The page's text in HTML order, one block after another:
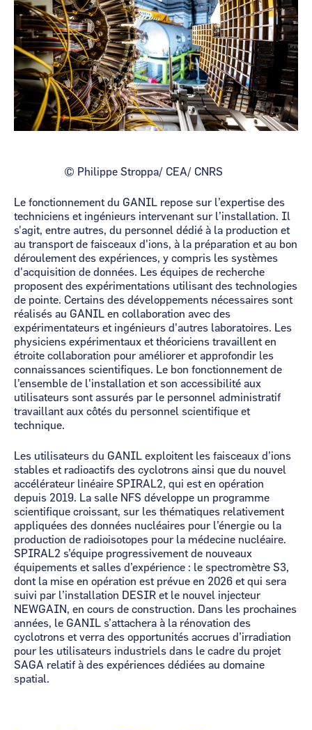
© Philippe Stroppa/ CEA/ CNRS
Le fonctionnement du GANIL repose sur l’expertise des
techniciens et ingénieurs intervenant sur l’installation. Il
s'agit, entre autres, du personnel dédié à la production et
au transport de faisceaux d'ions, à la préparation et au bon
déroulement des expériences, y compris les systèmes
d'acquisition de données. Les équipes de recherche
proposent des expérimentations utilisant des technologies
de pointe. Certains des développements nécessaires sont
réalisés au GANIL en collaboration avec des
expérimentateurs et ingénieurs d'autres laboratoires. Les
physiciens expérimentaux et théoriciens travaillent en
étroite collaboration pour améliorer et approfondir les
connaissances scientifiques. Le bon fonctionnement de
l'ensemble de l'installation et son accessibilité aux
utilisateurs sont assurés par le personnel administratif
travaillant aux côtés du personnel scientifique et
technique.
Les utilisateurs du GANIL exploitent les faisceaux d’ions
stables et radioactifs des cyclotrons ainsi que du nouvel
accélérateur linéaire SPIRAL2, qui est en opération
depuis 2019. La salle NFS développe un programme
scientifique croissant, sur les thématiques relativement
appliquées des données nucléaires pour l’énergie ou la
production de radioisotopes pour la médecine nucléaire.
SPIRAL2 s’équipe progressivement de nouveaux
équipements et salles d’expérience : le spectromètre S3,
dont la mise en opération est prévue en 2026 et qui sera
suivi par l’installation DESIR et le nouvel injecteur
NEWGAIN, en cours de construction. Dans les prochaines
années, le GANIL s’attachera à la rénovation des
cyclotrons et verra des opportunités accrues d’irradiation
pour les utilisateurs industriels dans le cadre du projet
SAGA relatif à des expériences dédiées au domaine
spatial.